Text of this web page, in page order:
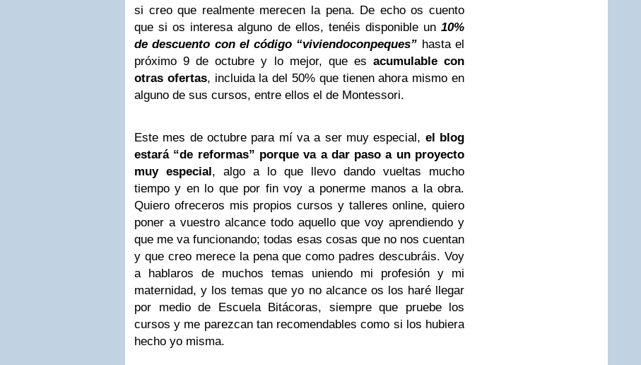
si creo que realmente merecen la pena. De echo os cuento
que si os interesa alguno de ellos, tenéis disponible un 10%
de descuento con el código “viviendoconpeques” hasta el
próximo 9 de octubre y lo mejor, que es acumulable con
otras ofertas, incluida la del 50% que tienen ahora mismo en
alguno de sus cursos, entre ellos el de Montessori.
Este mes de octubre para mí va a ser muy especial, el blog
estará “de reformas” porque va a dar paso a un proyecto
muy especial, algo a lo que llevo dando vueltas mucho
tiempo y en lo que por fin voy a ponerme manos a la obra.
Quiero ofreceros mis propios cursos y talleres online, quiero
poner a vuestro alcance todo aquello que voy aprendiendo y
que me va funcionando; todas esas cosas que no nos cuentan
y que creo merece la pena que como padres descubráis. Voy
a hablaros de muchos temas uniendo mi profesión y mi
maternidad, y los temas que yo no alcance os los haré llegar
por medio de Escuela Bitácoras, siempre que pruebe los
cursos y me parezcan tan recomendables como si los hubiera
hecho yo misma.